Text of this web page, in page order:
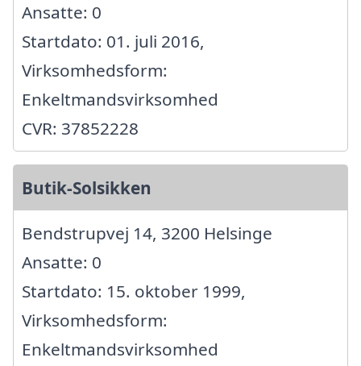
Ansatte: 0
Startdato: 01. juli 2016,
Virksomhedsform:
Enkeltmandsvirksomhed
CVR: 37852228
Butik-Solsikken
Bendstrupvej 14, 3200 Helsinge
Ansatte: 0
Startdato: 15. oktober 1999,
Virksomhedsform:
Enkeltmandsvirksomhed